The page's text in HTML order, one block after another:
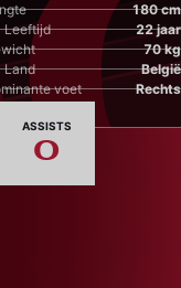
180 cm
70 kg
voet Rechts
Leeftijd 22 jaar
Land België
ASSISTS
0